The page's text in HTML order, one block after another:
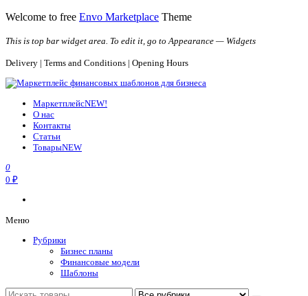
Перейти
содержимому
Welcome to free Envo Marketplace Theme
This is top bar widget area. To edit it, go to Appearance — Widgets
Delivery | Terms and Conditions | Opening Hours
Маркетплейс финансовых шаблонов для бизнеса
Шаблоны, финансовые модели и расчеты, решения для бизнеса
МаркетплейсNEW!
О нас
Контакты
Статьи
ТоварыNEW
0
0 ₽
Меню
Рубрики
Бизнес планы
Финансовые модели
Шаблоны